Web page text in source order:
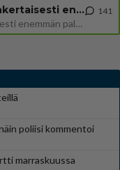
Datakeskukset voivat saada moninkertaisesti enemmän palautuksia kuin mitä ne maksavat veroja
”Datakeskukset voivat saada moninkertaisesti enemmän palautuksia kuin mitä ne maksavat veroja”, sanoo professori Jussi K
141
poliisi kommentoi
marraskuussa